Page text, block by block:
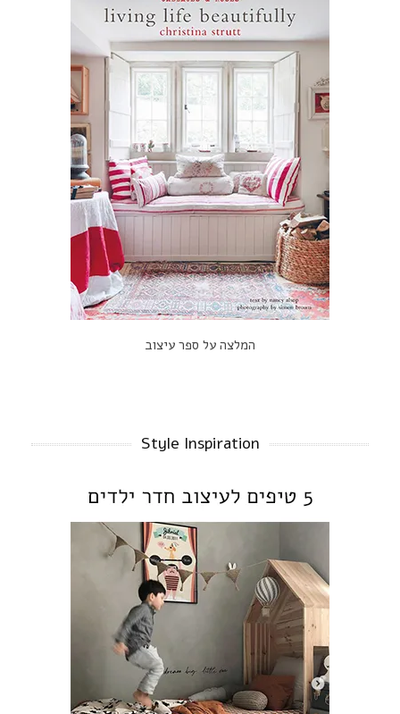
המלצה על ספר עיצוב
Style Inspiration